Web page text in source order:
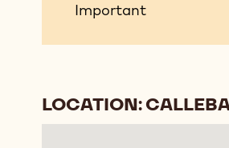
Important
Important
LOCATION: